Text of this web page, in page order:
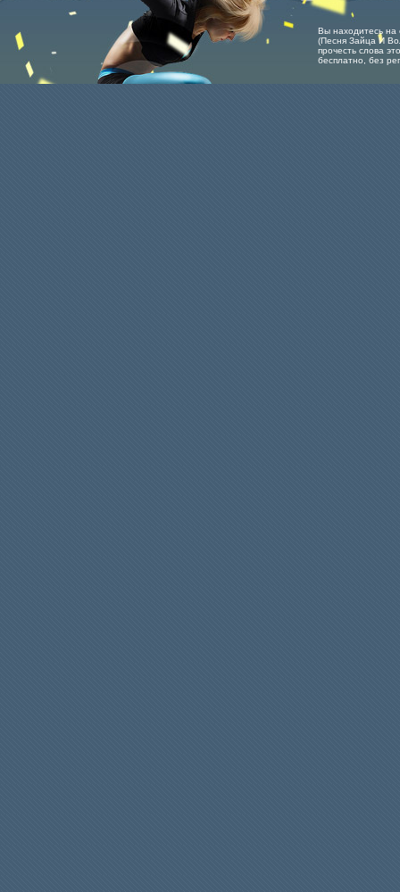
Вы находитесь на
(Песня Зайца И
прочесть слова
бесплатно, без